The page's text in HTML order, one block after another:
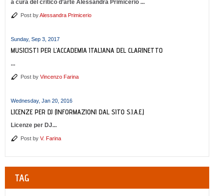
a cura del critico d’arte Alessandra Primicerio ...
Post byAlessandra Primicerio
Sunday, Sep 3, 2017
MUSICISTI PER L'ACCADEMIA ITALIANA DEL CLARINETTO
...
Post by Vincenzo Farina
Wednesday, Jan 20, 2016
LICENZE PER DJ (INFORMAZIONI DAL SITO S.I.A.E.)
Licenze per DJ...
Post by V. Farina
TAG